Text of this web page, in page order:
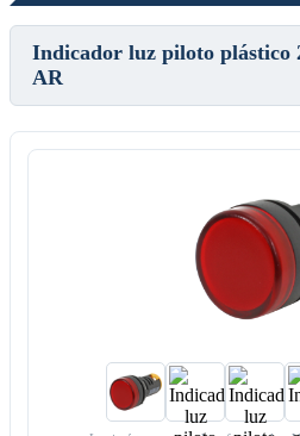
Indicador luz piloto plástico
AR